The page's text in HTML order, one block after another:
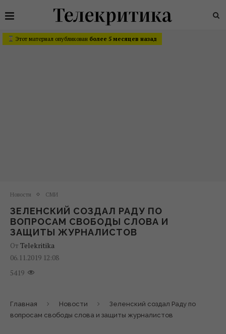
Этот материал опубликован более 5 месяцев назад
Новости СМИ
ЗЕЛЕНСКИЙ СОЗДАЛ РАДУ ПО
ВОПРОСАМ СВОБОДЫ СЛОВА И
ЗАЩИТЫ ЖУРНАЛИСТОВ
От Telekritika
06.11.2019 12:08
5419
Главная Новости
Зеленский создал Раду по
вопросам свободы слова и защиты журналистов